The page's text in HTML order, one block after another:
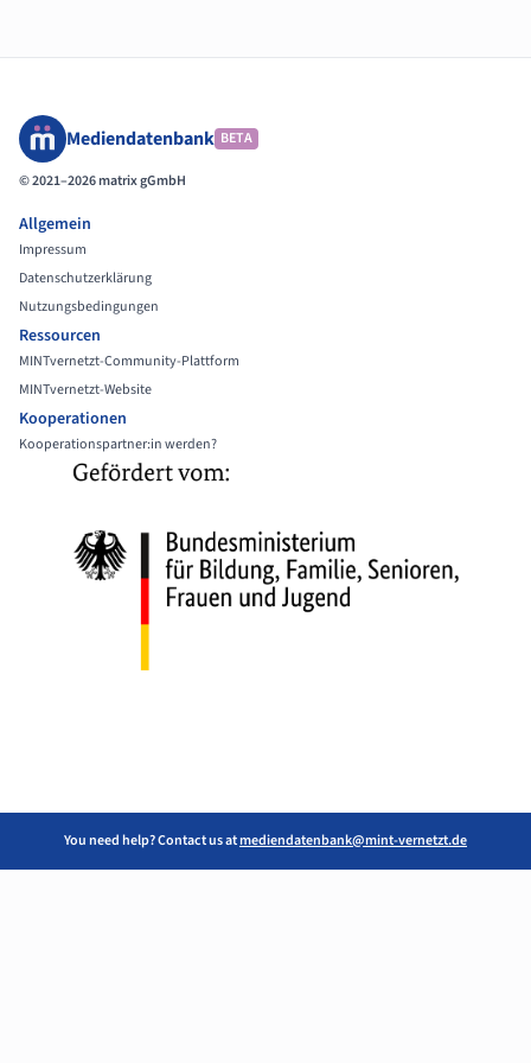
Mediendatenbank BETA
© 2021–2026 matrix gGmbH
Allgemein
Impressum
Datenschutzerklärung
Nutzungsbedingungen
Ressourcen
MINTvernetzt-Community-Plattform
MINTvernetzt-Website
Kooperationen
Kooperationspartner:in werden?
You need help? Contact us atmediendatenbank@mint-vernetzt.de